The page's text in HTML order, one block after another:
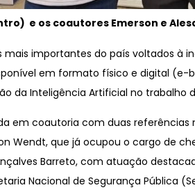
e os coautores Emerson e
importantes do país voltados à
em formato físico e digital
da Inteligência Artificial no trabalho
em coautoria com duas referências
Wendt, que já ocupou o cargo de
Barreto, com atuação
Nacional de Segurança Pública